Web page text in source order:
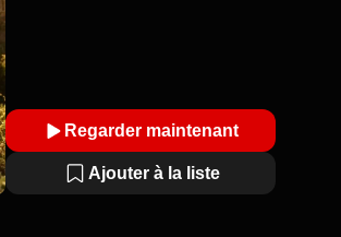
Regarder maintenant
Ajouter à la liste